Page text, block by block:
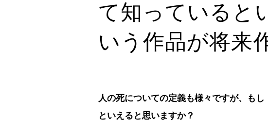
て知っていると
いう作品が将来
人の死についての定義も様々ですが、も
といえると思いますか？